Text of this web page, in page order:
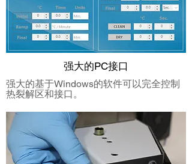
强大的PC接口
强大的基于Windows的软件可以完全控制
热裂解区和接口。